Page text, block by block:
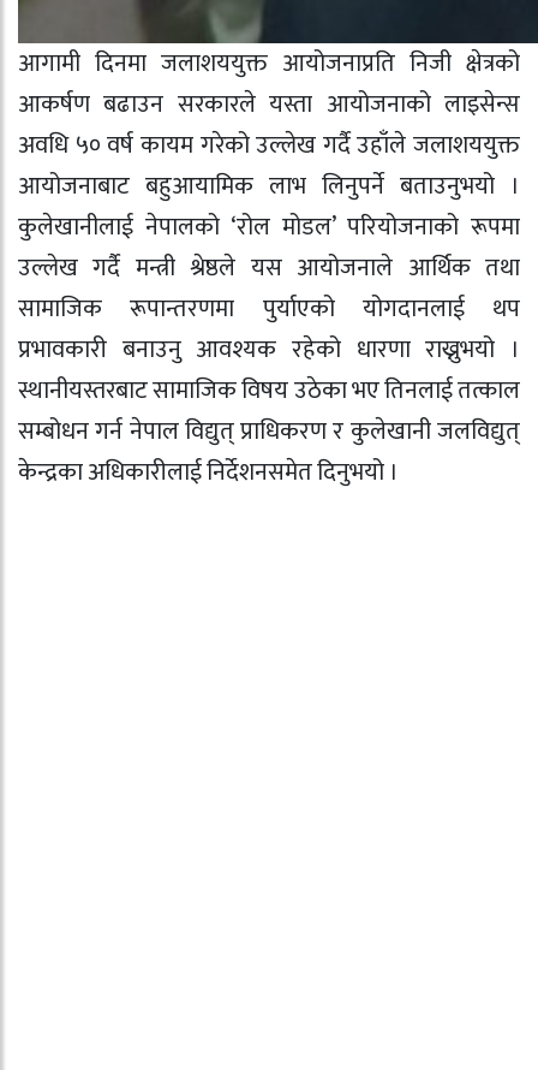
आगामी दिनमा जलाशययुक्त आयोजनाप्रति निजी क्षेत्रको
आकर्षण बढाउन सरकारले यस्ता आयोजनाको लाइसेन्स
अवधि ५० वर्ष कायम गरेको उल्लेख गर्दै उहाँले जलाशययुक्त
आयोजनाबाट बहुआयामिक लाभ लिनुपर्ने बताउनुभयो ।
कुलेखानीलाई नेपालको ‘रोल मोडल’ परियोजनाको रूपमा
उल्लेख गर्दै मन्त्री श्रेष्ठले यस आयोजनाले आर्थिक तथा
सामाजिक रूपान्तरणमा पुर्याएको योगदानलाई थप
प्रभावकारी बनाउनु आवश्यक रहेको धारणा राख्नुभयो ।
स्थानीयस्तरबाट सामाजिक विषय उठेका भए तिनलाई तत्काल
सम्बोधन गर्न नेपाल विद्युत् प्राधिकरण र कुलेखानी जलविद्युत्
केन्द्रका अधिकारीलाई निर्देशनसमेत दिनुभयो ।